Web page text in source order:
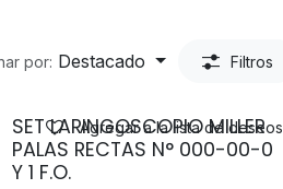
por: Destacado Filtros
SET LARINGOSCOPIO MILLER
PALAS RECTAS N° 000-00-0
Y 1 F.O.
Agregar a la lista de deseos